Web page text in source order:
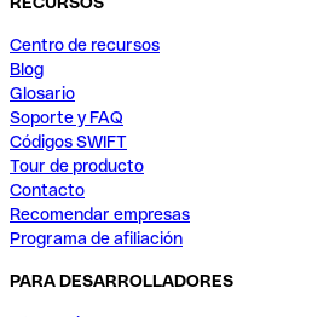
Centro de recursos
Blog
Glosario
Soporte y FAQ
Códigos SWIFT
Tour de producto
Contacto
Recomendar empresas
Programa de afiliación
PARA DESARROLLADORES